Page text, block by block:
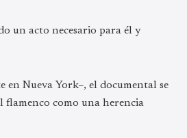
un acto necesario para él y
en Nueva York–, el documental se
flamenco como una herencia